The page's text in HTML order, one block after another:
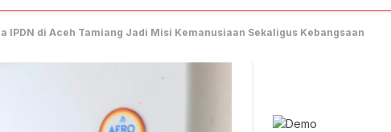
IPDN di Aceh Tamiang Jadi Misi Kemanusiaan Sekaligus Kebangsaan